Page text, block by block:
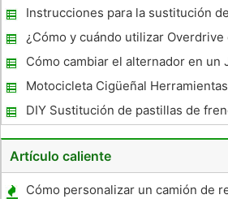
delantero de un Ford Windstar 2000
Instrucciones para la sustitución
rotores en el 1999 Mercury
¿Cómo y cuándo utilizar Overdrive
700-R4 Transmisión
Cómo cambiar el alternador en un
Cherokee
Motocicleta Cigüeñal Herramientas
Reconstrucción
DIY Sustitución de pastillas de
traseras de un Acura
Artículo caliente
Cómo personalizar un camión de